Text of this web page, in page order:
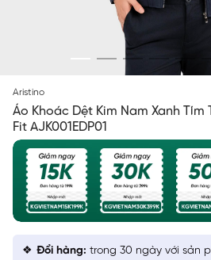
Aristino
Áo Khoác Dệt Kim Nam Xanh Tím
Fit AJK001EDP01
Đổi hàng: trong 30 ngày với sản